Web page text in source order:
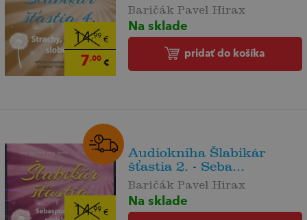
14,99 €
7,00€
Baričák Pavel Hirax
Na sklade
pridať do košíka
14,99 €
Audiokniha Šlabikár
šťastia 2. - Seba...
Baričák Pavel Hirax
Na sklade